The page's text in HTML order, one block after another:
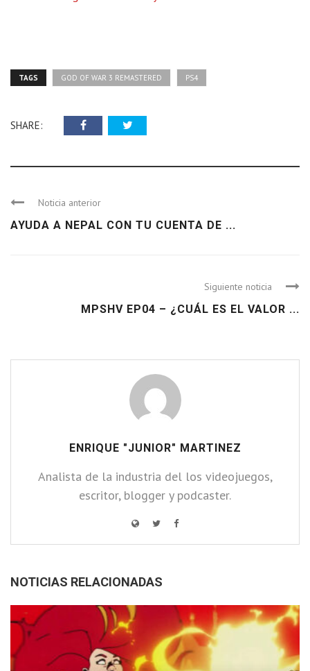
TAGS GOD OF WAR 3 REMASTERED PS4
SHARE:
Noticia anterior
AYUDA A NEPAL CON TU CUENTA DE ...
Siguiente noticia
MPSHV EP04 – ¿CUÁL ES EL VALOR ...
ENRIQUE "JUNIOR" MARTINEZ
Analista de la industria del los videojuegos,
escritor, blogger y podcaster.
NOTICIAS RELACIONADAS